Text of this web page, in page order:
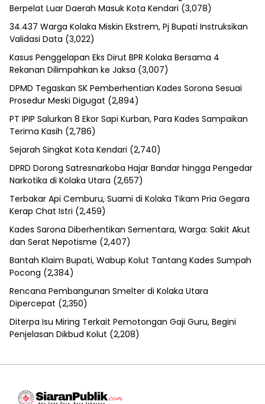
Berpelat Luar Daerah Masuk Kota Kendari (3,078)
34.437 Warga Kolaka Miskin Ekstrem, Pj Bupati Instruksikan
Validasi Data (3,022)
Kasus Penggelapan Eks Dirut BPR Kolaka Bersama 4
Rekanan Dilimpahkan ke Jaksa (3,007)
DPMD Tegaskan SK Pemberhentian Kades Sorona Sesuai
Prosedur Meski Digugat (2,894)
PT IPIP Salurkan 8 Ekor Sapi Kurban, Para Kades Sampaikan
Terima Kasih (2,786)
Sejarah Singkat Kota Kendari (2,740)
DPRD Dorong Satresnarkoba Hajar Bandar hingga Pengedar
Narkotika di Kolaka Utara (2,657)
Terbakar Api Cemburu, Suami di Kolaka Tikam Pria Gegara
Kerap Chat Istri (2,459)
Kades Sarona Diberhentikan Sementara, Warga: Sakit Akut
dan Serat Nepotisme (2,407)
Bantah Klaim Bupati, Wabup Kolut Tantang Kades Sumpah
Pocong (2,384)
Rencana Pembangunan Smelter di Kolaka Utara
Dipercepat (2,350)
Diterpa Isu Miring Terkait Pemotongan Gaji Guru, Begini
Penjelasan Dikbud Kolut (2,208)